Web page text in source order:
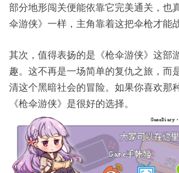
部分地形闯关便能依靠它完美通关，
伞游侠》一样，主角靠着这把伞枪才能
其次，值得表扬的是《枪伞游侠》这部
趣。这不再是一场简单的复仇之旅，而
清这个黑暗社会的冒险。如果你喜欢那
《枪伞游侠》是很好的选择。